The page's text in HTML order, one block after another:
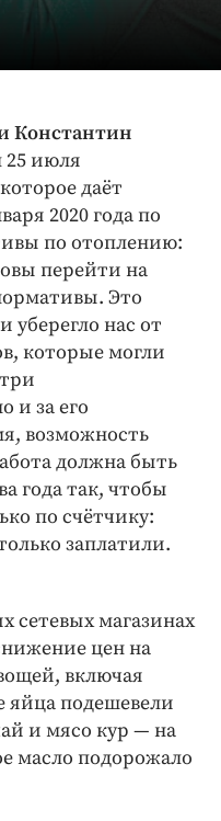
Константин
июля
даёт
2020 года по
по отоплению:
перейти на
Это
уберегло нас от
которые могли
и за его
возможность
должна быть
года так, чтобы
по счётчику:
заплатили.
сетевых магазинах
цен на
включая
яйца подешевели
и мясо кур — на
масло подорожало